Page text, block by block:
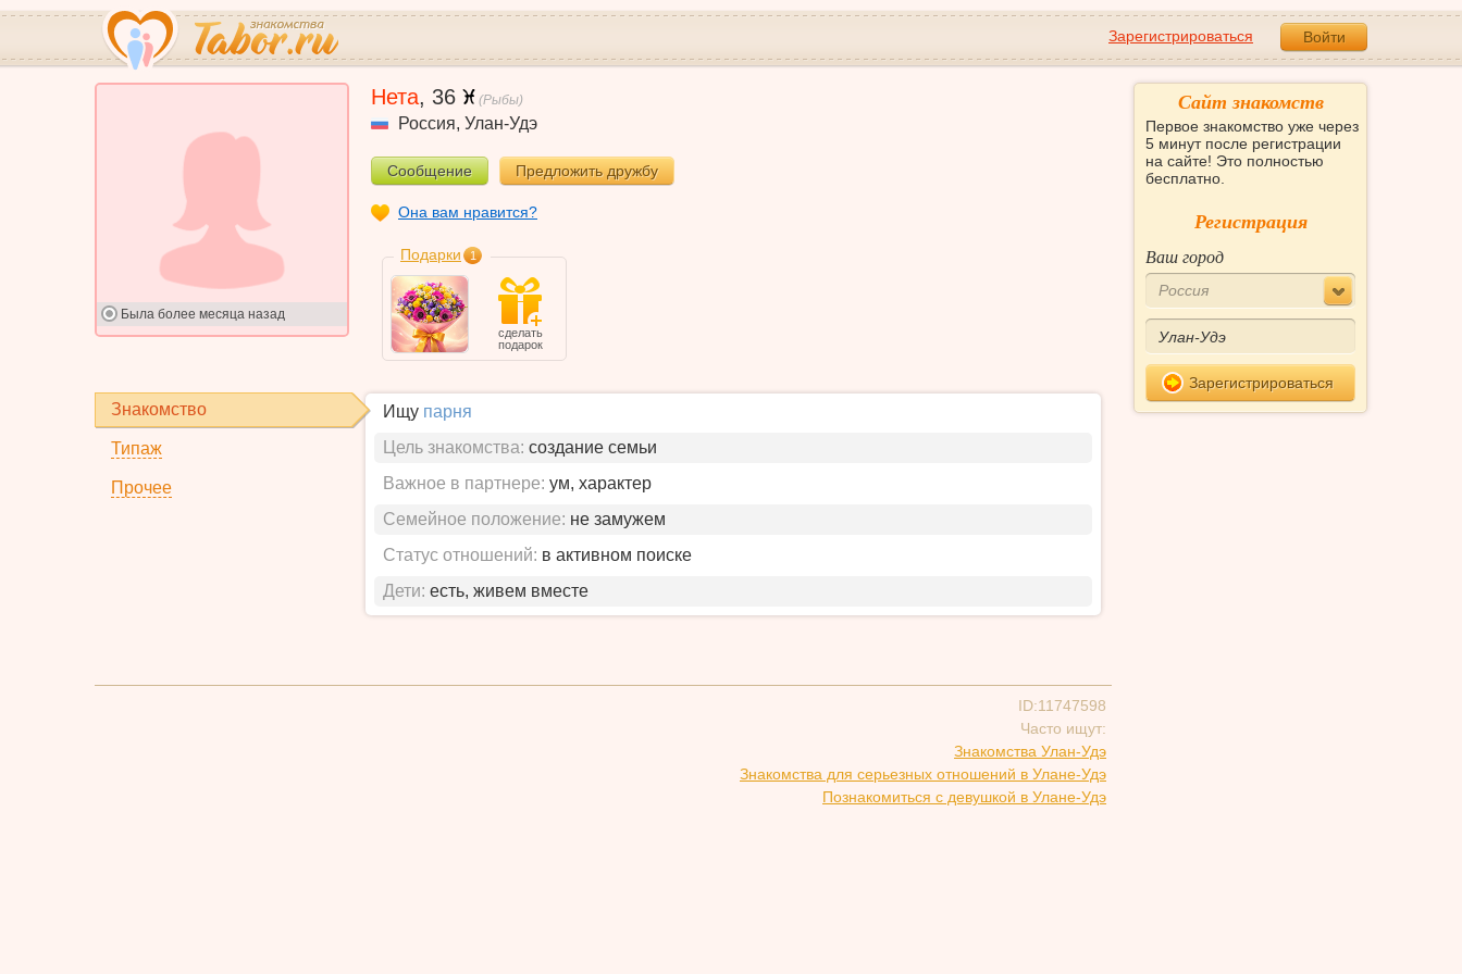
Зарегистрироваться Войти
Была более месяца назад
Нета, 36 (Рыбы)
Россия, Улан-Удэ
Сообщение Предложить дружбу
Она вам нравится?
Подарки 1
сделать
подарок
Знакомство
Типаж
Прочее
Ищу парня
Цель знакомства: создание семьи
Важное в партнере: ум, характер
Семейное положение: не замужем
Статус отношений: в активном поиске
Дети: есть, живем вместе
ID:11747598
Часто ищут:
Знакомства Улан-Удэ
Знакомства для серьезных отношений в Улане-Удэ
Познакомиться с девушкой в Улане-Удэ
Сайт знакомств
Первое знакомство уже через
5 минут после регистрации
на сайте! Это полностью
бесплатно.
Регистрация
Ваш город
Россия
Зарегистрироваться